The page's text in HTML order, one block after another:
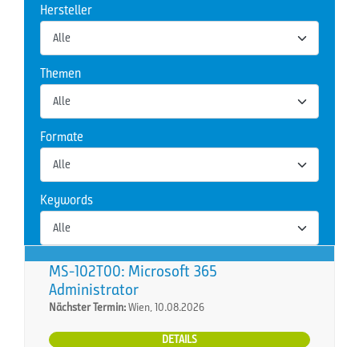
Hersteller
Themen
Formate
Keywords
MS-102T00: Microsoft 365
Administrator
Nächster Termin:Wien, 10.08.2026
DETAILS